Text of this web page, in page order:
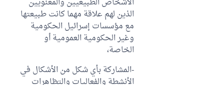
الذين لهم علاقة مهما كانت طبيعتها
مع مؤسسات إسرائيل الحكومية
وغير الحكومية العمومية أو
الخاصة،
-المشاركة بأي شكل من الأشكال في